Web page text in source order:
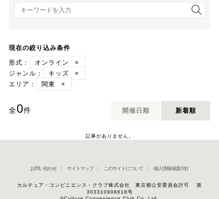
キーワード検索
現在の絞り込み条件
形式：
オンライン
×
ジャンル：
キッズ
×
エリア：
関東 ×
全0件 開催日順 新着順
記事がありません。
お問い合わせ サイトマップ このサイトについて 個人情報保護方針
カルチュア・コンビニエンス・クラブ株式会社 東京都公安委員会許可 第
303310908618号